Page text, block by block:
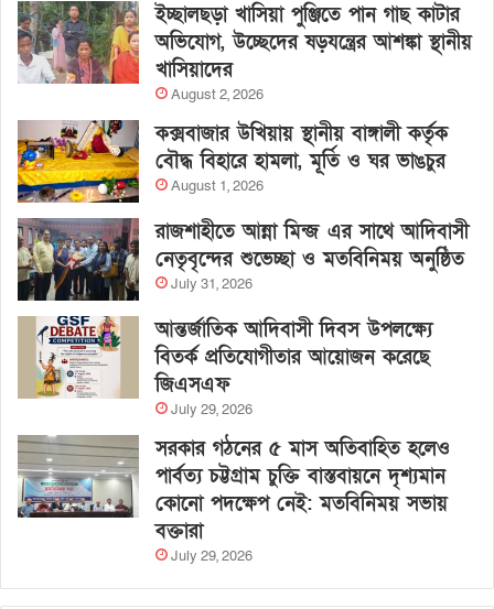
ইচ্ছালছড়া খাসিয়া পুঞ্জিতে পান গাছ কাটার
অভিযোগ, উচ্ছেদের ষড়যন্ত্রের আশঙ্কা স্থানীয়
খাসিয়াদের
August 2, 2026
কক্সবাজার উখিয়ায় স্থানীয় বাঙ্গালী কর্তৃক
বৌদ্ধ বিহারে হামলা, মূর্তি ও ঘর ভাঙচুর
August 1, 2026
রাজশাহীতে আন্না মিন্জ এর সাথে আদিবাসী
নেতৃবৃন্দের শুভেচ্ছা ও মতবিনিময় অনুষ্ঠিত
July 31, 2026
আন্তর্জাতিক আদিবাসী দিবস উপলক্ষ্যে
বিতর্ক প্রতিযোগীতার আয়োজন করেছে
জিএসএফ
July 29, 2026
সরকার গঠনের ৫ মাস অতিবাহিত হলেও
পার্বত্য চট্টগ্রাম চুক্তি বাস্তবায়নে দৃশ্যমান
কোনো পদক্ষেপ নেই: মতবিনিময় সভায়
বক্তারা
July 29, 2026